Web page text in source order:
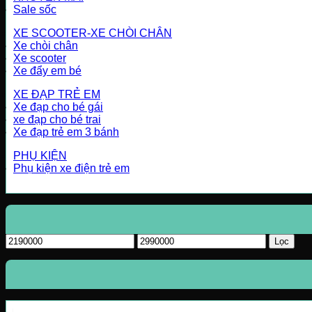
Sale sốc
XE SCOOTER-XE CHÒI CHÂN
Xe chòi chân
Xe scooter
Xe đẩy em bé
XE ĐẠP TRẺ EM
Xe đạp cho bé gái
xe đạp cho bé trai
Xe đạp trẻ em 3 bánh
PHỤ KIỆN
Phụ kiện xe điện trẻ em
Giá
tối
thiểu
Giá
tối
Lọc